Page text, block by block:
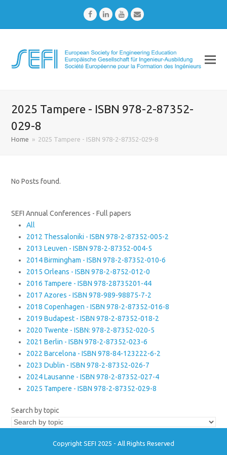
FacebookLinkedInYoutubeEmail
2025 Tampere - ISBN 978-2-87352-
029-8
Home » 2025 Tampere - ISBN 978-2-87352-029-8
No Posts found.
SEFI Annual Conferences - Full papers
All
2012 Thessaloniki - ISBN 978-2-87352-005-2
2013 Leuven - ISBN 978-2-87352-004-5
2014 Birmingham - ISBN 978-2-87352-010-6
2015 Orleans - ISBN 978-2-8752-012-0
2016 Tampere - ISBN 978-28735201-44
2017 Azores - ISBN 978-989-98875-7-2
2018 Copenhagen - ISBN 978-2-87352-016-8
2019 Budapest - ISBN 978-2-87352-018-2
2020 Twente - ISBN: 978-2-87352-020-5
2021 Berlin - ISBN 978-2-87352-023-6
2022 Barcelona - ISBN 978-84-123222-6-2
2023 Dublin - ISBN 978-2-87352-026-7
2024 Lausanne - ISBN 978-2-87352-027-4
2025 Tampere - ISBN 978-2-87352-029-8
Search by topic
Copyright SEFI 2025 - All Rights Reserved